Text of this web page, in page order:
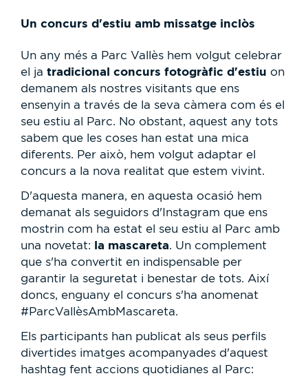
Un concurs d'estiu amb missatge inclòs
Un any més a Parc Vallès hem volgut celebrar
el ja tradicional concurs fotogràfic d'estiu on
demanem als nostres visitants que ens
ensenyin a través de la seva càmera com és el
seu estiu al Parc. No obstant, aquest any tots
sabem que les coses han estat una mica
diferents. Per això, hem volgut adaptar el
concurs a la nova realitat que estem vivint.
D'aquesta manera, en aquesta ocasió hem
demanat als seguidors d'Instagram que ens
mostrin com ha estat el seu estiu al Parc amb
una novetat: la mascareta. Un complement
que s'ha convertit en indispensable per
garantir la seguretat i benestar de tots. Així
doncs, enguany el concurs s'ha anomenat
#ParcVallèsAmbMascareta.
Els participants han publicat als seus perfils
divertides imatges acompanyades d'aquest
hashtag fent accions quotidianes al Parc: